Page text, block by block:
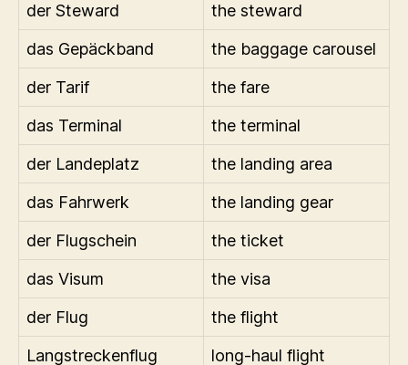
der Steward
the steward
das Gepäckband
the baggage carousel
der Tarif
the fare
das Terminal
the terminal
der Landeplatz
the landing area
das Fahrwerk
the landing gear
der Flugschein
the ticket
das Visum
the visa
der Flug
the flight
Langstreckenflug
long-haul flight